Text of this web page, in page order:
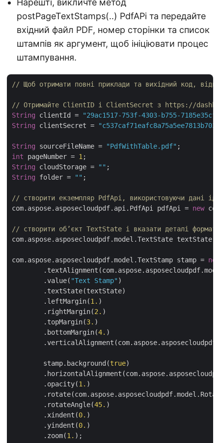
Нарешті, викличте метод
postPageTextStamps(..) PdfAPi та передайте
вхідний файл PDF, номер сторінки та список
штампів як аргумент, щоб ініціювати процес
штампування.
// Щоб отримати повні приклади та вихідний код,
// Отримайте ClientID і ClientSecret з https://
String clientId =
"29ac1517-753f-4303-b755-
String clientSecret =
String sourceFileName = "PdfWithTable.pdf"
int pageNumber = 1
String cloudStorage = ""
String folder = "" ;
// створити екземпляр PdfApi, використовуючи дані
com.aspose.asposecloudpdf.api.PdfApi pdfApi = new
// створити об’єкт TextState і вказати деталі
com.aspose.asposecloudpdf.model.TextState textState
com.aspose.asposecloudpdf.model.TextStamp stamp = new
  	.value(
"Text Stamp" )
	.leftMargin(
1. )
	.rightMargin(
2. )
	.topMargin(
3. )
	.bottomMargin(
4. )
	stamp.background(
true)
	.opacity(
1. )
	.rotateAngle(
45. )
	.xindent(
0. )
	.yindent(
0. )
	.zoom(
1. );